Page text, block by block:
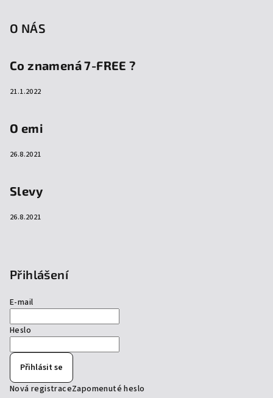
O NÁS
Co znamená 7-FREE ?
21.1.2022
O emi
26.8.2021
Slevy
26.8.2021
Přihlášení
E-mail
Heslo
Přihlásit se
Nová registraceZapomenuté heslo